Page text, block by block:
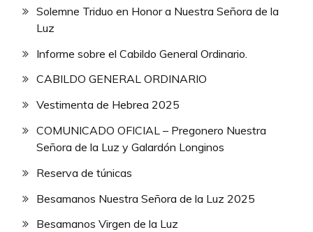
Solemne Triduo en Honor a Nuestra Señora de la
Luz
Informe sobre el Cabildo General Ordinario.
CABILDO GENERAL ORDINARIO
Vestimenta de Hebrea 2025
COMUNICADO OFICIAL – Pregonero Nuestra
Señora de la Luz y Galardón Longinos
Reserva de túnicas
Besamanos Nuestra Señora de la Luz 2025
Besamanos Virgen de la Luz